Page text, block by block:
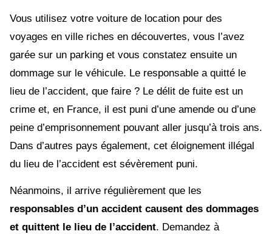
Vous utilisez votre voiture de location pour des
voyages en ville riches en découvertes, vous l’avez
garée sur un parking et vous constatez ensuite un
dommage sur le véhicule. Le responsable a quitté le
lieu de l’accident, que faire ? Le délit de fuite est un
crime et, en France, il est puni d’une amende ou d’une
peine d’emprisonnement pouvant aller jusqu’à trois ans.
Dans d’autres pays également, cet éloignement illégal
du lieu de l’accident est sévèrement puni.
Néanmoins, il arrive régulièrement que les
responsables d’un accident causent des dommages
et quittent le lieu de l’accident. Demandez à